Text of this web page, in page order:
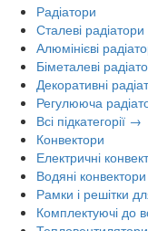
Радіатори
Сталеві радіатори
Алюмінієві
Біметалеві
Декоративні
Регулююча
Всі підкатегорії →
Конвектори
Електричні
Водяні конвектори
Рамки і решітки
Комплектуючі до